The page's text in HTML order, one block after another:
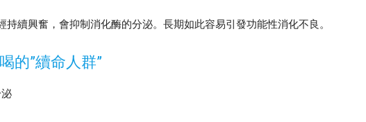
持續興奮，會抑制消化酶的分泌。長期如此容易引發功能性消化不良。
的”續命人群”